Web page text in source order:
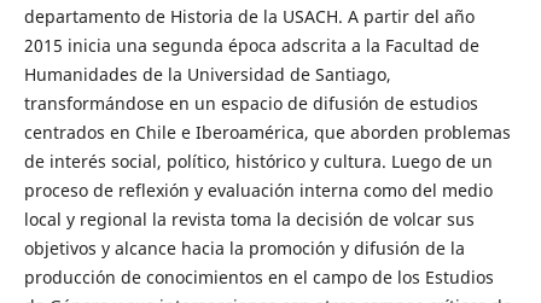
departamento de Historia de la USACH. A partir del año
2015 inicia una segunda época adscrita a la Facultad de
Humanidades de la Universidad de Santiago,
transformándose en un espacio de difusión de estudios
centrados en Chile e Iberoamérica, que aborden problemas
de interés social, político, histórico y cultura. Luego de un
proceso de reflexión y evaluación interna como del medio
local y regional la revista toma la decisión de volcar sus
objetivos y alcance hacia la promoción y difusión de la
producción de conocimientos en el campo de los Estudios